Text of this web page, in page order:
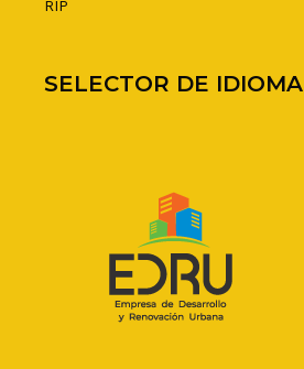
RIP
SELECTOR DE IDIOMA